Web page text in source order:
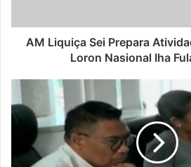
AM Liquiça Sei Prepara
Loron Nasional Iha